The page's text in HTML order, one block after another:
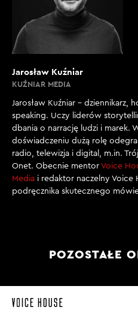
Jarosław Kuźniar
KUŹNIAR MEDIA
Jarosław Kuźniar – dziennikarz,
speaking. Uczy liderów
dbania o narrację ludzi i marek.
doświadczeniu dużą rolę
radio, telewizja i digital, m.in.
Onet. Obecnie mentor Voice
Media i redaktor naczelny Voice
podręcznika skutecznego
POZOSTAŁE